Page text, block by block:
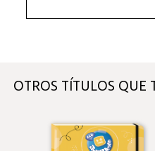
OTROS TÍTULOS QUE